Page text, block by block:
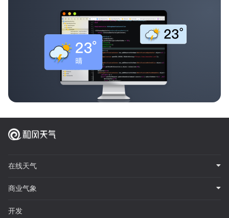
在线天气
商业气象
开发